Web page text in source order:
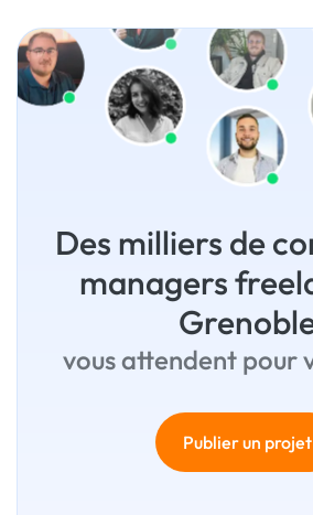
Des milliers de
managers
vous attendent pour
Publier un projet